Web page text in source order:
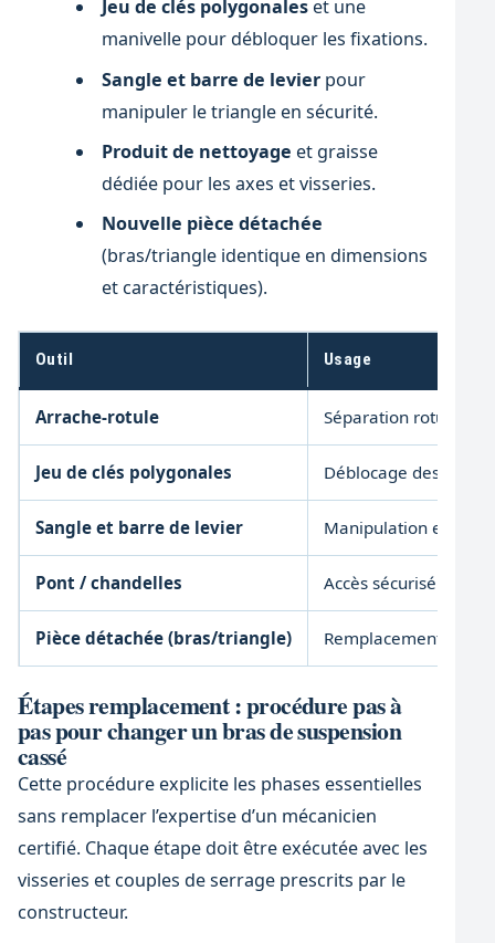
Jeu de clés polygonaleset une
manivelle pour débloquer les fixations.
Sangle et barre de levierpour
manipuler le triangle en sécurité.
Produit de nettoyage et graisse
dédiée pour les axes et visseries.
Nouvelle pièce détachée
(bras/triangle identique en dimensions
et caractéristiques).
Outil Usage
Arrache-rotule Séparation rotule /
Jeu de clés polygonales Déblocage des vis de
Sangle et barre de levier Manipulation et
Pont / chandelles Accès sécurisé sous
Pièce détachée (bras/triangle) Remplacement
Étapes remplacement : procédure pas à
pas pour changer un bras de suspension
cassé
Cette procédure explicite les phases essentielles
sans remplacer l’expertise d’un mécanicien
certifié. Chaque étape doit être exécutée avec les
visseries et couples de serrage prescrits par le
constructeur.